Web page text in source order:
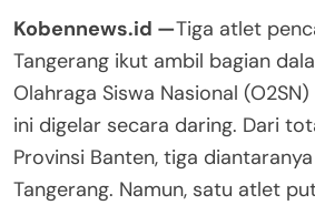
Kobennews.id —Tiga atlet
Tangerang ikut ambil bagian
Olahraga Siswa Nasional
ini digelar secara daring. Dari
Provinsi Banten, tiga
Tangerang. Namun, satu atlet